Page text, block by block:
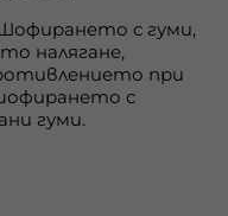
Шофирането с гуми,
налягане,
при
с
гуми.